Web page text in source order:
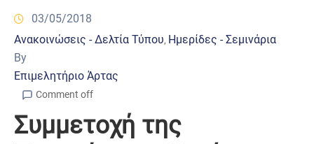
03/05/2018
Ανακοινώσεις - Δελτία Τύπου‚ Ημερίδες - Σεμινάρια
By
Επιμελητήριο Άρτας
Comment off
Συμμετοχή της